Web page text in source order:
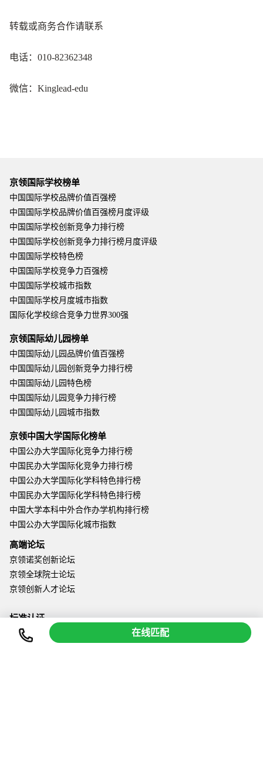
转载或商务合作请联系
电话：010-82362348
微信：Kinglead-edu
在线匹配
京领国际学校榜单
中国国际学校品牌价值百强榜
中国国际学校品牌价值百强榜月度评级
中国国际学校创新竞争力排行榜
中国国际学校创新竞争力排行榜月度评级
中国国际学校特色榜
中国国际学校竞争力百强榜
中国国际学校城市指数
中国国际学校月度城市指数
国际化学校综合竞争力世界300强
京领国际幼儿园榜单
中国国际幼儿园品牌价值百强榜
中国国际幼儿园创新竞争力排行榜
中国国际幼儿园特色榜
中国国际幼儿园竞争力排行榜
中国国际幼儿园城市指数
京领中国大学国际化榜单
中国公办大学国际化竞争力排行榜
中国民办大学国际化竞争力排行榜
中国公办大学国际化学科特色排行榜
中国民办大学国际化学科特色排行榜
中国大学本科中外合作办学机构排行榜
中国公办大学国际化城市指数
高端论坛
京领诺奖创新论坛
京领全球院士论坛
京领创新人才论坛
标准认证
世界科技高中平台（WTL）